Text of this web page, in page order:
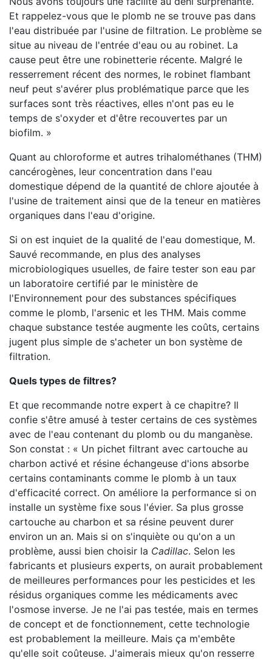
Et rappelez-vous que le plomb ne se trouve pas dans
l'eau distribuée par l'usine de filtration. Le problème se
situe au niveau de l'entrée d'eau ou au robinet. La
cause peut être une robinetterie récente. Malgré le
resserrement récent des normes, le robinet flambant
neuf peut s'avérer plus problématique parce que les
surfaces sont très réactives, elles n'ont pas eu le
temps de s'oxyder et d'être recouvertes par un
biofilm. »
Quant au chloroforme et autres trihalométhanes (THM)
cancérogènes, leur concentration dans l'eau
domestique dépend de la quantité de chlore ajoutée à
l'usine de traitement ainsi que de la teneur en matières
organiques dans l'eau d'origine.
Si on est inquiet de la qualité de l'eau domestique, M.
Sauvé recommande, en plus des analyses
microbiologiques usuelles, de faire tester son eau par
un laboratoire certifié par le ministère de
l'Environnement pour des substances spécifiques
comme le plomb, l'arsenic et les THM. Mais comme
chaque substance testée augmente les coûts, certains
jugent plus simple de s'acheter un bon système de
filtration.
Quels types de filtres?
Et que recommande notre expert à ce chapitre? Il
confie s'être amusé à tester certains de ces systèmes
avec de l'eau contenant du plomb ou du manganèse.
Son constat : « Un pichet filtrant avec cartouche au
charbon activé et résine échangeuse d'ions absorbe
certains contaminants comme le plomb à un taux
d'efficacité correct. On améliore la performance si on
installe un système fixe sous l'évier. Sa plus grosse
cartouche au charbon et sa résine peuvent durer
environ un an. Mais si on s'inquiète ou qu'on a un
problème, aussi bien choisir la Cadillac. Selon les
fabricants et plusieurs experts, on aurait probablement
de meilleures performances pour les pesticides et les
résidus organiques comme les médicaments avec
l'osmose inverse. Je ne l'ai pas testée, mais en termes
de concept et de fonctionnement, cette technologie
est probablement la meilleure. Mais ça m'embête
qu'elle soit coûteuse. J'aimerais mieux qu'on resserre